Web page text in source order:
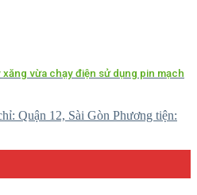
vừa chạy điện sử dụng pin mạch
Quận 12, Sài Gòn Phương tiện: